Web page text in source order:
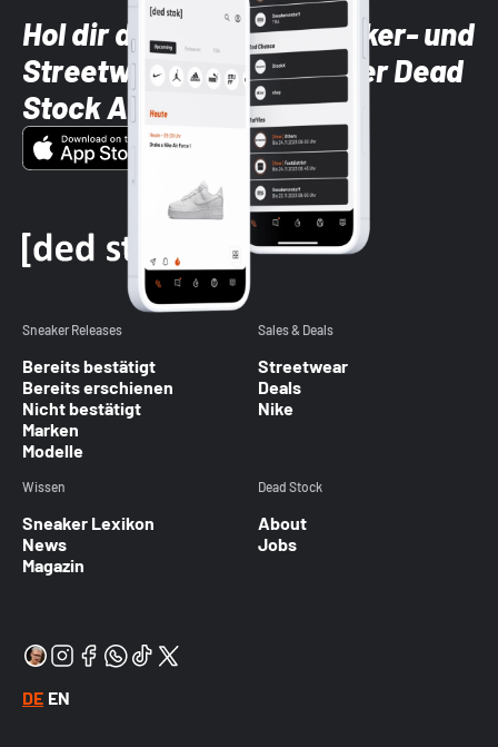
Hol dir die neuesten Sneaker- und
Streetwear-Brands mit der Dead
Stock App
Sneaker Releases
Bereits bestätigt
Bereits erschienen
Nicht bestätigt
Marken
Modelle
Sales & Deals
Streetwear
Deals
Nike
Wissen
Sneaker Lexikon
News
Magazin
Dead Stock
About
Jobs
DE EN